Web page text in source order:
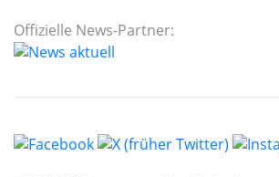
Offizielle News-Partner: